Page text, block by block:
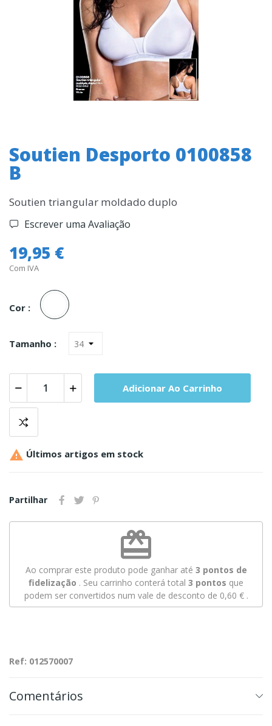
Soutien Desporto 0100858
B
Soutien triangular moldado duplo
Escrever uma Avaliação
19,95 €
Com IVA
Cor :
Branco
Tamanho :
Adicionar Ao Carrinho
 Últimos artigos em stock
Partilhar
redeem
Ao comprar este produto pode ganhar até 3 pontos de
fidelização . Seu carrinho conterá total 3 pontos que
podem ser convertidos num vale de desconto de 0,60 €.
Ref: 012570007
Comentários